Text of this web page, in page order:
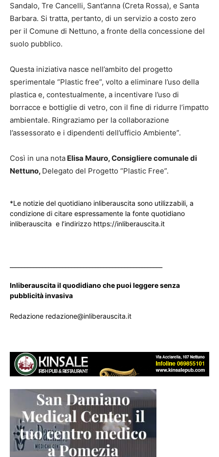
Sandalo, Tre Cancelli, Sant’anna (Creta Rossa), e Santa
Barbara. Si tratta, pertanto, di un servizio a costo zero
per il Comune di Nettuno, a fronte della concessione del
suolo pubblico.
Questa iniziativa nasce nell’ambito del progetto
sperimentale “Plastic free”, volto a eliminare l’uso della
plastica e, contestualmente, a incentivare l’uso di
borracce e bottiglie di vetro, con il fine di ridurre l’impatto
ambientale. Ringraziamo per la collaborazione
l’assessorato e i dipendenti dell’ufficio Ambiente”.
Così in una nota Elisa Mauro, Consigliere comunale di
Nettuno, Delegato del Progetto “Plastic Free”.
*Le notizie del quotidiano inliberauscita sono utilizzabili, a
condizione di citare espressamente la fonte quotidiano
inliberauscita e l’indirizzo https://inliberauscita.it
Inliberauscita il quodidiano che puoi leggere senza
pubblicità invasiva
Redazione redazione@inliberauscita.it